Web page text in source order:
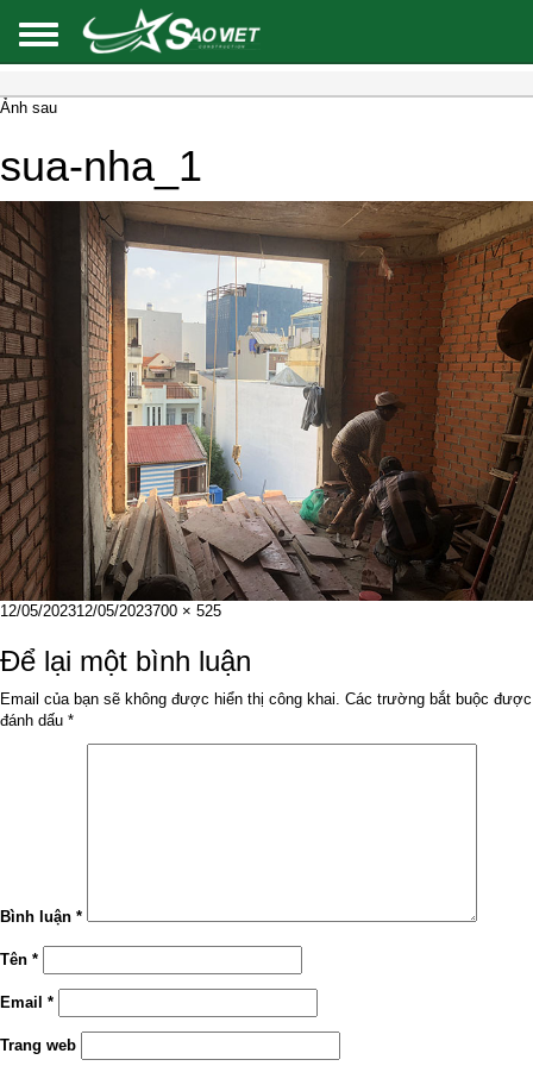
Ảnh sau
sua-nha_1
Đăng
ngày
12/05/202312/05/2023Kích
đầy
đủ
700 × 525
Để lại một bình luận
Email của bạn sẽ không được hiển thị công khai. Các trường bắt buộc được
đánh dấu *
Bình luận *
Tên *
Email *
Trang web